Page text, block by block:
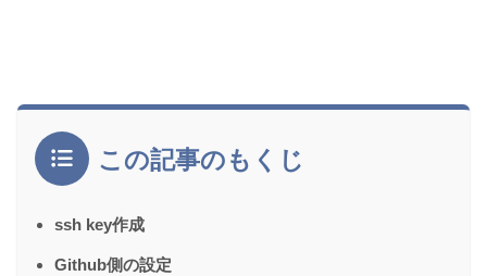
この記事のもくじ
ssh key作成
Github側の設定